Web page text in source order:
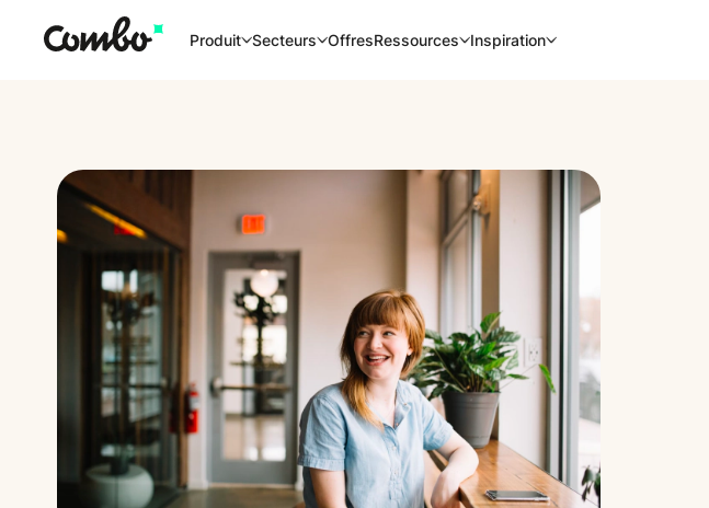
Produit Secteurs OffresRessources Inspiration